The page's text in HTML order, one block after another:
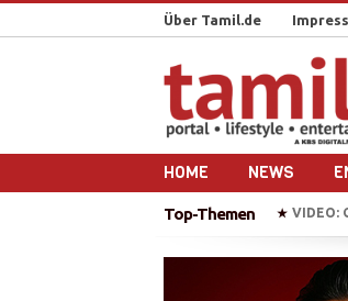
Über Tamil.de
HOME NEWS
Top-Themen
★ VIDEO:
★ Sri